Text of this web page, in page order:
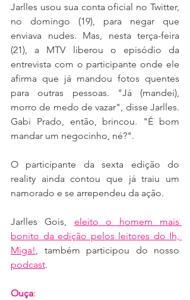
Jarlles usou sua conta oficial no Twitter,
no domingo (19), para negar que
enviava nudes. Mas, nesta terça-feira
(21), a MTV liberou o episódio da
entrevista com o participante onde ele
afirma que já mandou fotos quentes
para outras pessoas. "Já (mandei),
morro de medo de vazar", disse Jarlles.
Gabi Prado, então, brincou. "É bom
mandar um negocinho, né?".
O participante da sexta edição do
reality ainda contou que já traiu um
namorado e se arrependeu da ação.
Jarlles Gois, eleito o homem mais
bonito da edição pelos leitores do Ih,
Miga!
podcast.
Ouça: